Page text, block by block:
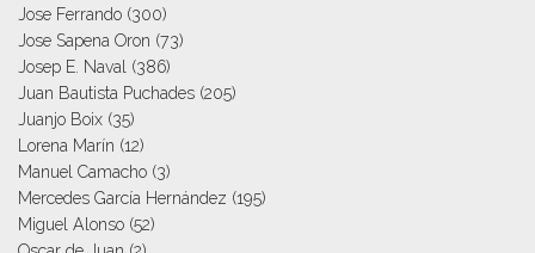
Jose Ferrando (300)
Jose Sapena Oron (73)
Josep E. Naval
(386)
Juan Bautista Puchades (205)
Juanjo Boix (35)
Lorena Marín (12)
Manuel Camacho (3)
Mercedes García Hernández (195)
Miguel Alonso (52)